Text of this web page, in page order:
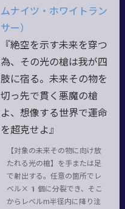
ムナイツ・ホワイトラン
サー）
『絶空を示す未来を穿つ
為、その光の槍は我が四
肢に宿る。未来その物を
切っ先で貫く悪魔の槍
よ、想像する世界で運命
を超克せよ』
【対象の未来その物に向け放
たれる光の槍】を手または足
で射出する。任意の箇所でレ
ベル×1個に分裂でき、そこ
からレベルm半径内に降り注